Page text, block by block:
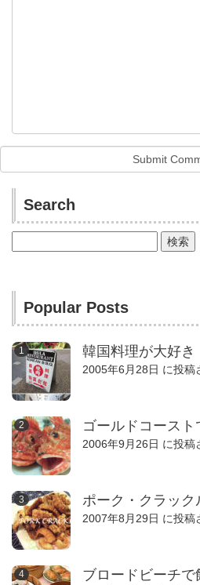
Search
索:
Popular Posts
韓国料理が大好き
2005年6月28日 に投稿
ゴールドコースト
2006年9月26日 に投稿
ポーク・クラック
2007年8月29日 に投稿
ブロードビーチで